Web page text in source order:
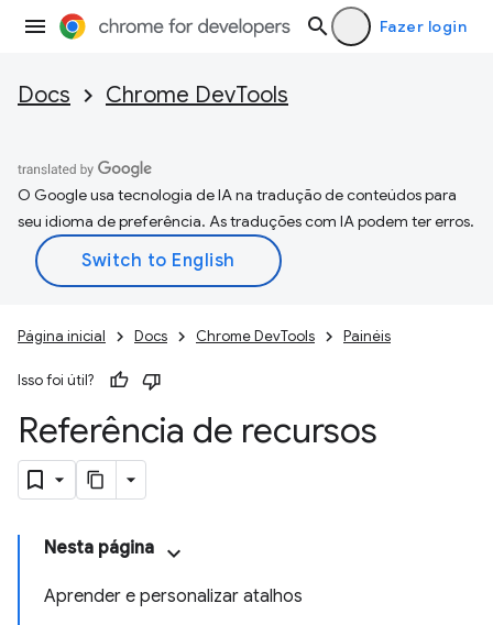
Fazer login
Docs Chrome DevTools
O Google usa tecnologia de IA na tradução de conteúdos para
seu idioma de preferência. As traduções com IA podem ter erros.
Página inicial Docs Chrome DevTools Painéis
Isso foi útil?
Referência de recursos
Nesta página
Aprender e personalizar atalhos